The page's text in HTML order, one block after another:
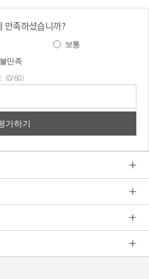
만족하셨습니까?
보통
만족
. (0/60)